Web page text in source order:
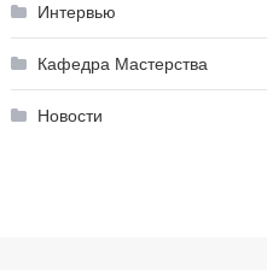
Интервью
Кафедра Мастерства
Новости